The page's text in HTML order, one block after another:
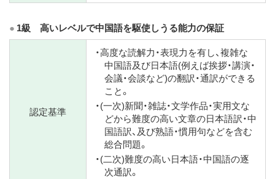
1級 高いレベルで中国語を駆使しうる能力の保証
認定基準
・高度な読解力・表現力を有し、複雑な
中国語及び日本語(例えば挨拶・講演・
会議・会談など)の翻訳・通訳ができる
こと。
・(一次)新聞・雑誌・文学作品・実用文な
どから難度の高い文章の日本語訳・中
国語訳、及び熟語・慣用句などを含む
総合問題。
・(二次)難度の高い日本語・中国語の逐
次通訳。